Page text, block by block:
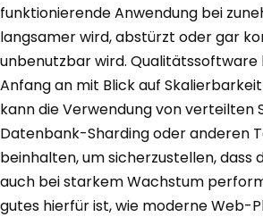
funktionierende Anwendung bei
langsamer wird, abstürzt oder gar
unbenutzbar wird. Qualitätssoftware
Anfang an mit Blick auf
kann die Verwendung von verteilten
Datenbank-Sharding oder anderen
beinhalten, um sicherzustellen, dass
auch bei starkem Wachstum
gutes hierfür ist, wie moderne Web-